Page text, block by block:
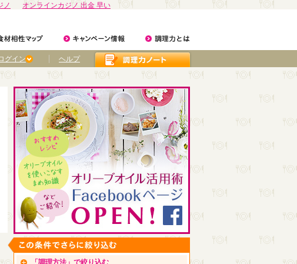
ノ
オンラインカジノ 出金 早い
ヘルプ
グイン
「調理方法」で絞り込む